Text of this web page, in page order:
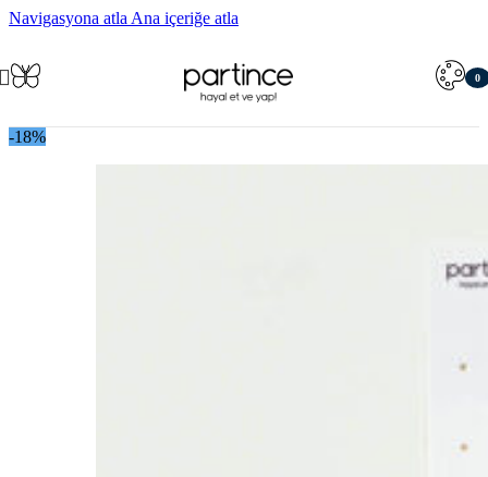
Navigasyona atla Ana içeriğe atla
0
-18%